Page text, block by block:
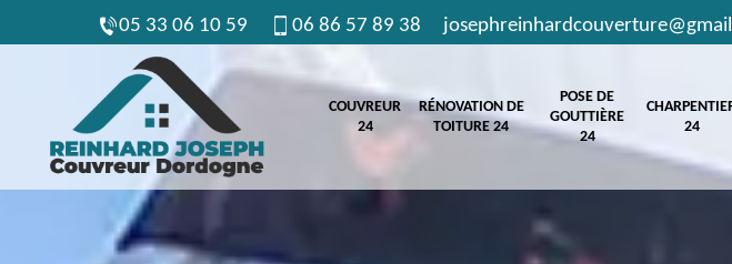
05 33 06 10 59 06 86 57 89 38
COUVREUR
24
RÉNOVATION DE
TOITURE 24
POSE DE
GOUTTIÈRE
24
24